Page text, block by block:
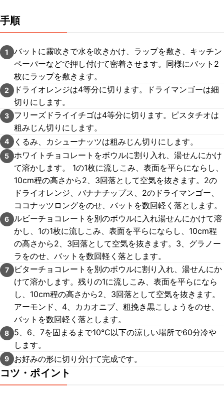
手順
1
バットに霧吹きで水を吹きかけ、ラップを敷き、キッチン
ペーパーなどで押し付けて密着させます。同様にバット2
枚にラップを敷きます。
2
ドライオレンジは4等分に切ります。ドライマンゴーは細
切りにします。
3
フリーズドライイチゴは4等分に切ります。ピスタチオは
粗みじん切りにします。
4 くるみ、カシューナッツは粗みじん切りにします。
5 ホワイトチョコレートをボウルに割り入れ、湯せんにかけ
て溶かします。 1の1枚に流しこみ、表面を平らにならし、
10cm程の高さから2、3回落として空気を抜きます。2の
ドライオレンジ、バナナチップス、2のドライマンゴー、
ココナッツロングをのせ、バットを数回軽く落とします。
6
ルビーチョコレートを別のボウルに入れ湯せんにかけて溶
かし、1の1枚に流しこみ、表面を平らにならし、10cm程
の高さから2、3回落として空気を抜きます。3、グラノー
ラをのせ、バットを数回軽く落とします。
7
ビターチョコレートを別のボウルに割り入れ、湯せんにか
けて溶かします。残りの1に流しこみ、表面を平らになら
し、10cm程の高さから2、3回落として空気を抜きます。
アーモンド、4、カカオニブ、粗挽き黒こしょうをのせ、
バットを数回軽く落とします。
8
5、6、7を固まるまで10℃以下の涼しい場所で60分冷や
します。
9 お好みの形に切り分けて完成です。
コツ・ポイント